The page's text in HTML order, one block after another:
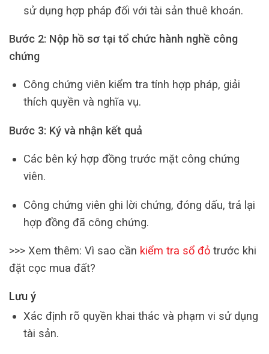
sử dụng hợp pháp đối với tài sản thuê khoán.
Bước 2: Nộp hồ sơ tại tổ chức hành nghề công
chứng
Công chứng viên kiểm tra tính hợp pháp, giải
thích quyền và nghĩa vụ.
Bước 3: Ký và nhận kết quả
Các bên ký hợp đồng trước mặt công chứng
viên.
Công chứng viên ghi lời chứng, đóng dấu, trả lại
hợp đồng đã công chứng.
>>> Xem thêm: Vì sao cần kiểm tra sổ đỏ trước khi
đặt cọc mua đất?
Lưu ý
Xác định rõ quyền khai thác và phạm vi sử dụng
tài sản.